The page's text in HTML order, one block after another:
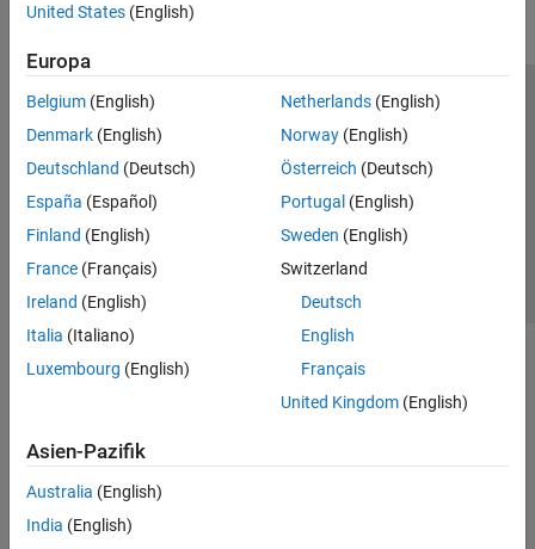
United States (English)
Europa
Belgium (English)
Denmark (English)
Deutschland (Deutsch)
España (Español)
Finland (English)
France (Français)
Ireland (English)
Italia (Italiano)
Luxembourg (English)
Netherlands(English)
Norway(English)
Österreich (Deutsch)
Portugal (English)
Sweden (English)
Switzerland
Deutsch
English
Français
United Kingdom(English)
Asien-Pazifik
Australia (English)
India (English)
Trust Center
Datenschutz-Richtlinien
Datendiebstahl verhindern
Status von Anwendungen
© 1994-2026 The MathWorks, Inc.
Website auswählen
Deutschland